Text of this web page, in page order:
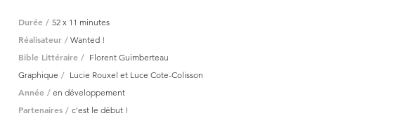
Durée / 52 x 11 minutes
Réalisateur / Wanted !
Bible Littéraire / Florent Guimberteau
Graphique / Lucie Rouxel et Luce Cote-Colisson
Année / en développement
Partenaires / c'est le début !